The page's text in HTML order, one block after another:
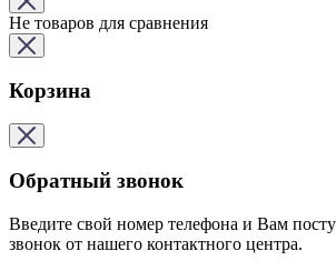
Не товаров для сравнения
Корзина
Обратный звонок
Введите свой номер телефона и Вам
звонок от нашего контактного центра.